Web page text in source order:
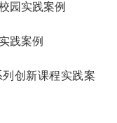
园实践案例
践案例
创新课程实践案